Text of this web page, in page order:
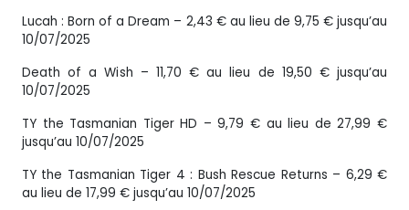
Lucah : Born of a Dream – 2,43 € au lieu de 9,75 € jusqu’au
10/07/2025
Death of a Wish – 11,70 € au lieu de 19,50 € jusqu’au
10/07/2025
TY the Tasmanian Tiger HD – 9,79 € au lieu de 27,99 €
jusqu’au 10/07/2025
TY the Tasmanian Tiger 4 : Bush Rescue Returns – 6,29 €
au lieu de 17,99 € jusqu’au 10/07/2025